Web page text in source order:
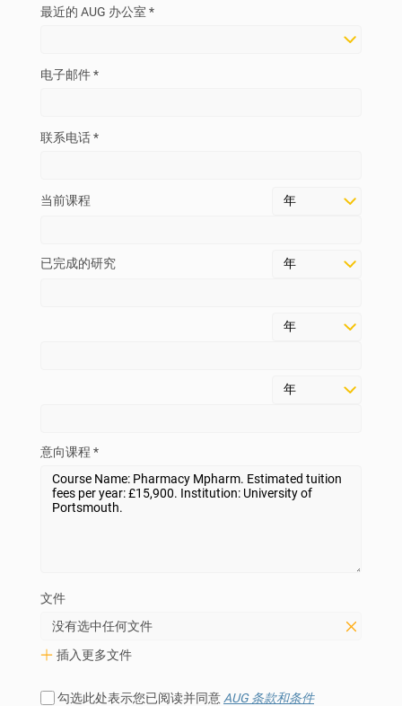
最近的 AUG 办公室 *
电子邮件 *
联系电话 *
当前课程
已完成的研究
意向课程 *
文件
没有选中任何文件
插入更多文件
勾选此处表示您已阅读并同意 AUG 条款和条件